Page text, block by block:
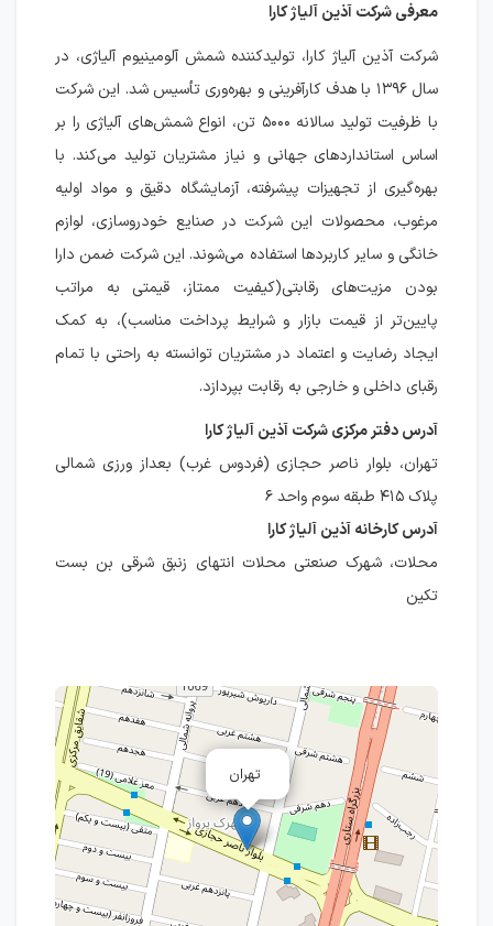
معرفی شرکت آذین آلیاژ کارا
شرکت آذین آلیاژ کارا، تولیدکننده شمش آلومینیوم آلیاژی، در
سال ۱۳۹۶ با هدف کارآفرینی و بهره‌وری تأسیس شد. این شرکت
با ظرفیت تولید سالانه ۵۰۰۰ تن، انواع شمش‌های آلیاژی را بر
اساس استانداردهای جهانی و نیاز مشتریان تولید می‌کند. با
بهره‌گیری از تجهیزات پیشرفته، آزمایشگاه دقیق و مواد اولیه
مرغوب، محصولات این شرکت در صنایع خودروسازی، لوازم
خانگی و سایر کاربردها استفاده می‌شوند. این شرکت ضمن دارا
بودن مزیت‌های رقابتی(کیفیت ممتاز، قیمتی به مراتب
پایین‌تر از قیمت بازار و شرایط پرداخت مناسب)، به کمک
ایجاد رضایت و اعتماد در مشتریان توانسته به راحتی با تمام
رقبای داخلی و خارجی به رقابت بپردازد.‎
آدرس دفتر مرکزی شرکت آذین آلیاژ کارا
تهران، بلوار ناصر حجازی (فردوس غرب) بعداز ورزی شمالی
پلاک ۴۱۵ طبقه سوم واحد ۶
آدرس کارخانه آذین آلیاژ کارا
محلات، شهرک صنعتی محلات انتهای زنبق شرقی بن بست
تکین
تهران